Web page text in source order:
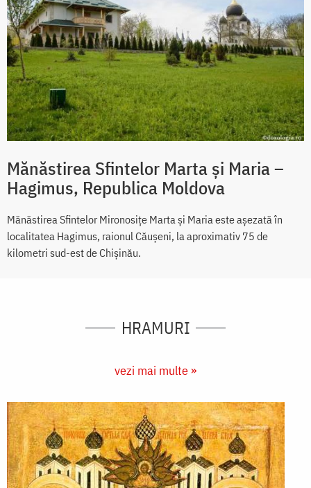
Mănăstirea Sfintelor Marta și Maria –
Hagimus, Republica Moldova
Mănăstirea Sfintelor Mironosițe Marta și Maria este așezată în
localitatea Hagimus, raionul Căușeni, la aproximativ 75 de
kilometri sud-est de Chișinău.
HRAMURI
vezi mai multe »